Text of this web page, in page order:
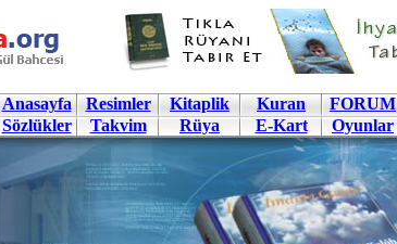
Anasayfa Resimler Kitaplik Kuran FORUM
Sözlükler
Takvim Rüya E-Kart Oyunlar